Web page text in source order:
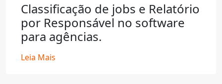
Classificação de jobs e Relatório
por Responsável no software
para agências.
Leia Mais